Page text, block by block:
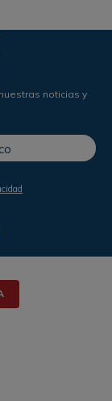
noticias y